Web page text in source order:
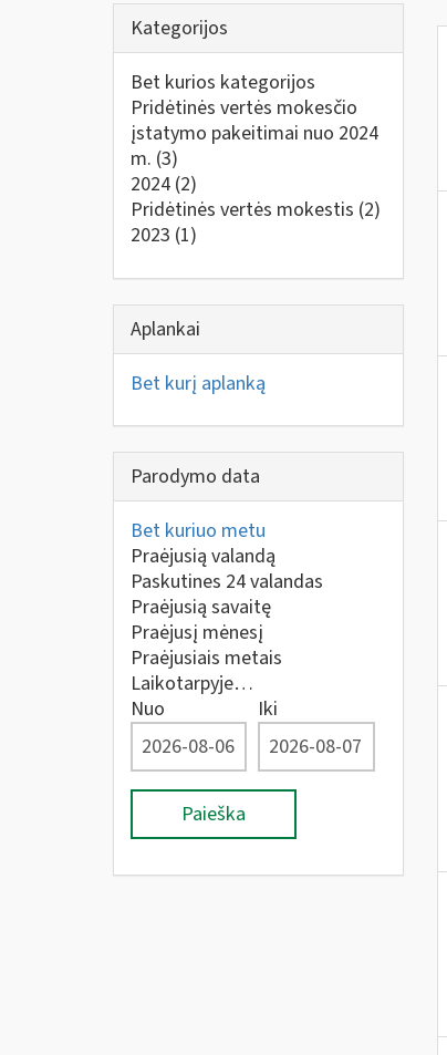
Kategorijos
Bet kurios kategorijos
Pridėtinės vertės mokesčio
įstatymo pakeitimai nuo 2024
m. (3)
2024 (2)
Pridėtinės vertės mokestis (2)
2023 (1)
Aplankai
Bet kurį aplanką
Parodymo data
Bet kuriuo metu
Praėjusią valandą
Paskutines 24 valandas
Praėjusią savaitę
Praėjusį mėnesį
Praėjusiais metais
Laikotarpyje…
Nuo
Iki
Paieška